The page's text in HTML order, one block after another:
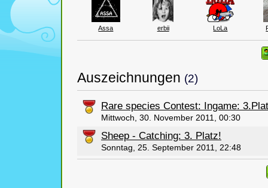
Assa erbii LoLa
Auszeichnungen (2)
Rare species Contest: Ingame:
Mittwoch, 30. November 2011, 00:30
Sheep - Catching: 3. Platz!
Sonntag, 25. September 2011, 22:48